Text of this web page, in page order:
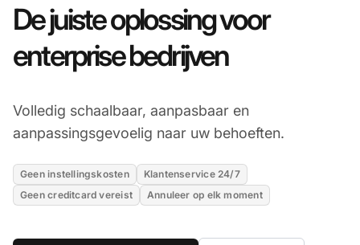
De juiste oplossing voor
enterprise bedrijven
Volledig schaalbaar, aanpasbaar en
aanpassingsgevoelig naar uw behoeften.
Geen instellingskosten
Klantenservice 24/7
Geen creditcard vereist
Annuleer op elk moment